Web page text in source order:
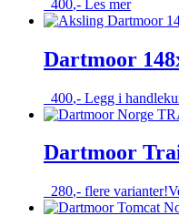
400,- Les mer
Dartmoor
400,- Legg i
Dartmoor
280,- flere varianter!